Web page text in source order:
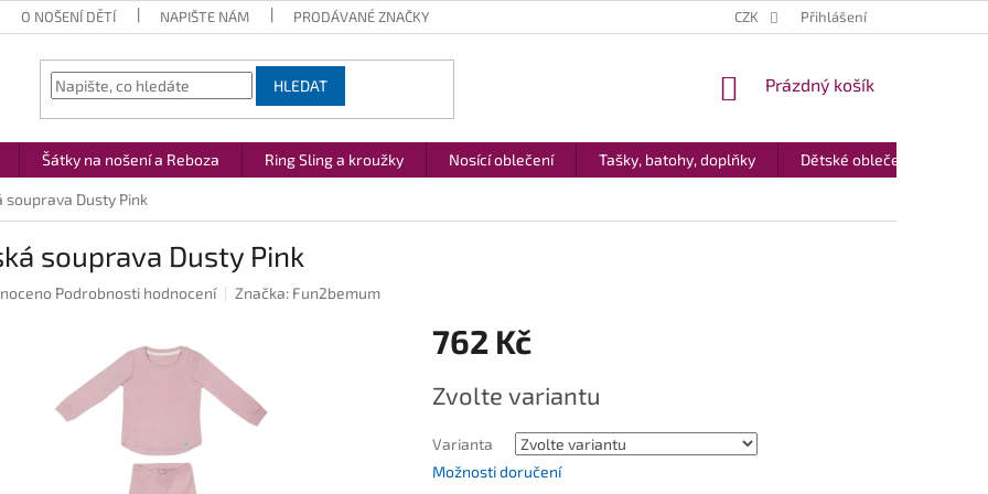
O NOŠENÍ DĚTÍ NAPIŠTE NÁM PRODÁVANÉ ZNAČKY CZK Přihlášení
HLEDAT
NÁKUPNÍ
Prázdný košík
Šátky na nošení a Reboza Ring Sling a kroužky Nosící oblečení Tašky, batohy, doplňky Dětské oblečení
souprava Dusty Pink
souprava Dusty Pink
Podrobnosti hodnocení Značka: Fun2bemum
762 Kč
cena:
Zvolte variantu
Varianta
Možnosti doručení